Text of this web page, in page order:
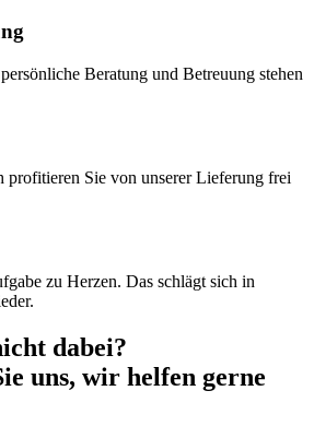
Beratung und Betreuung stehen
profitieren Sie von unserer Lieferung frei
zu Herzen. Das schlägt sich in
dabei?
uns, wir helfen gerne